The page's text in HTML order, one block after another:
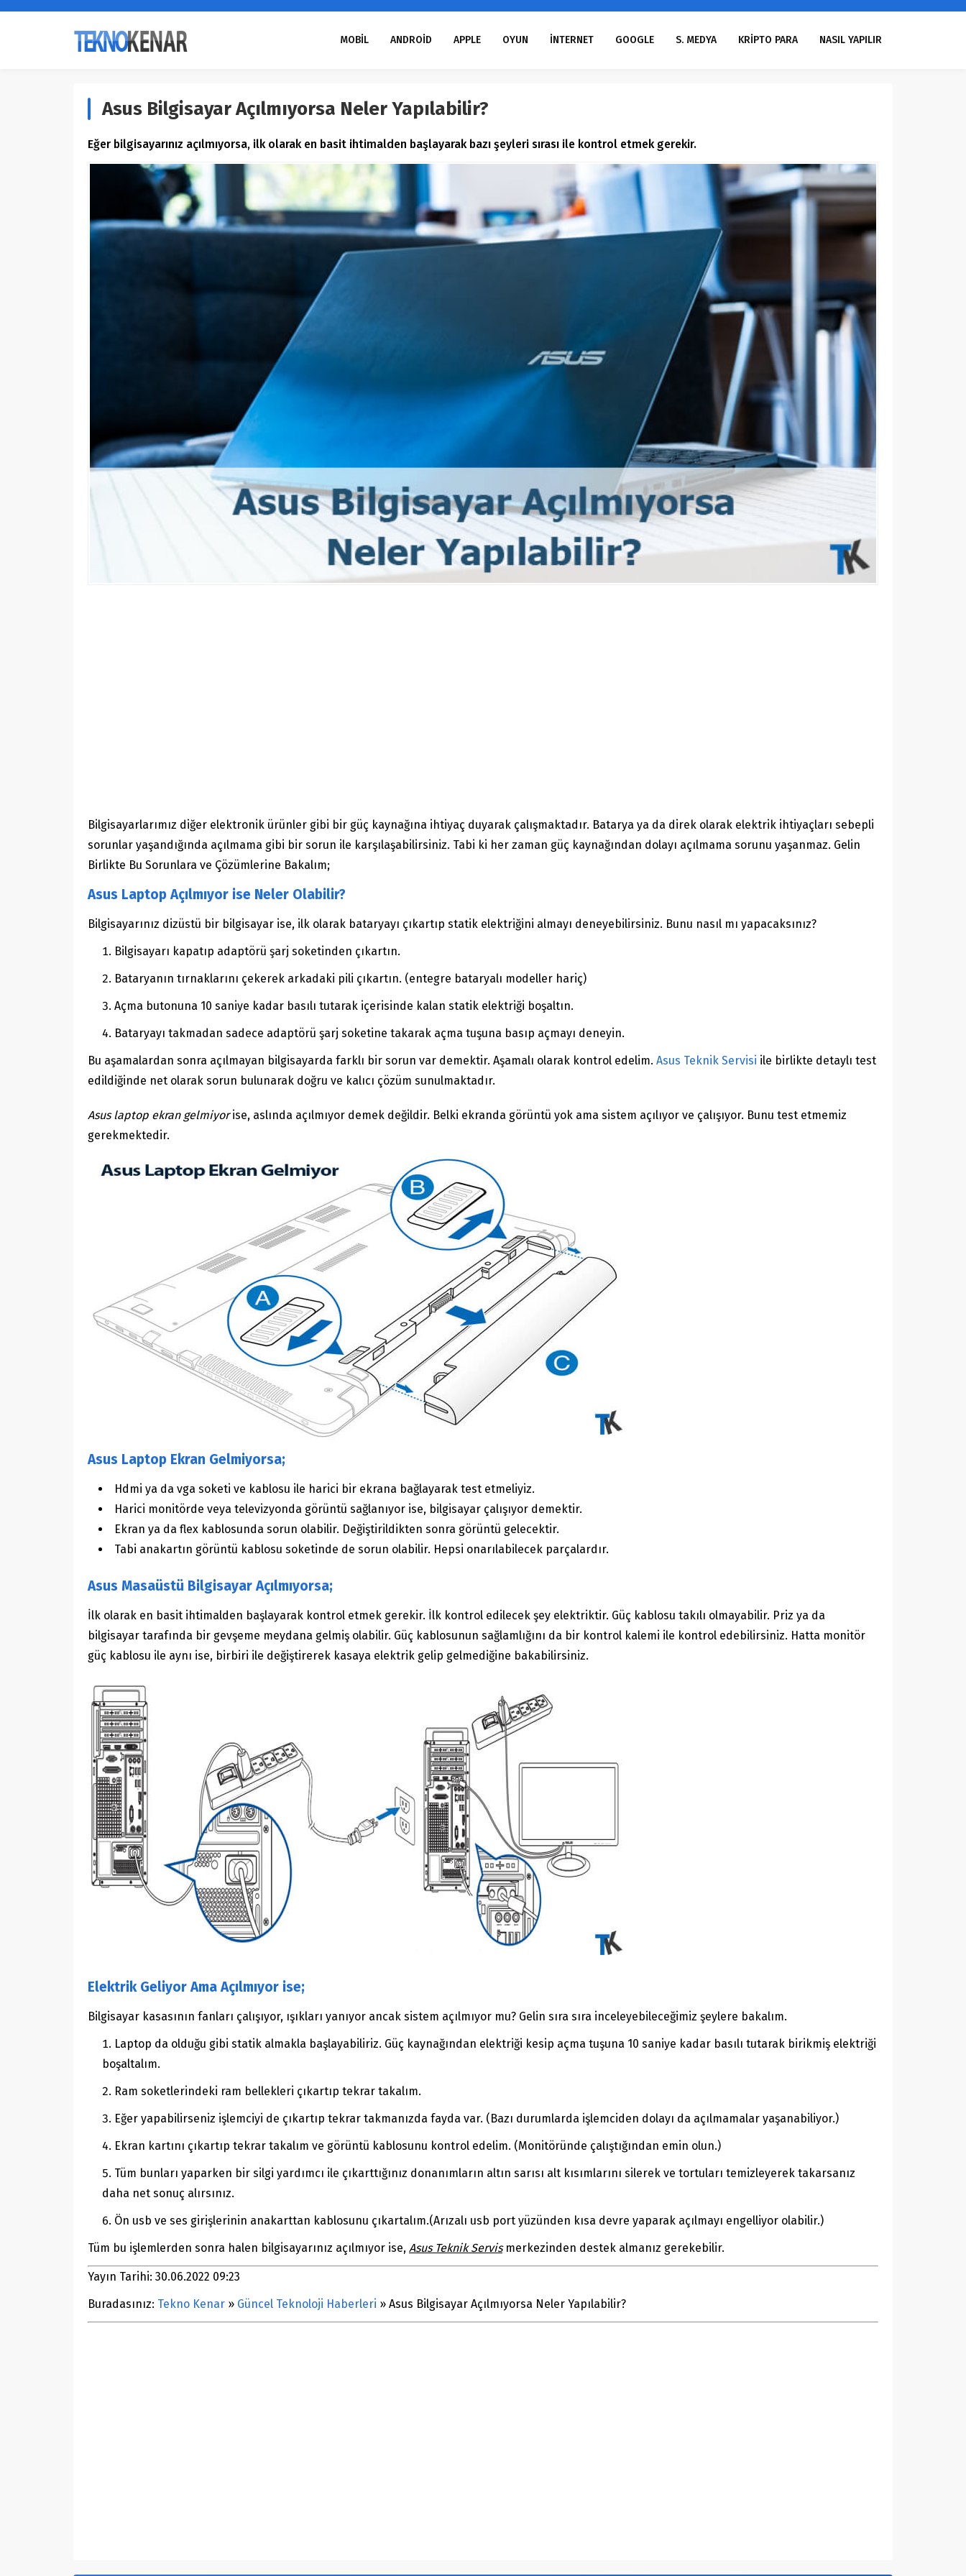
MOBİL ANDROİD APPLE OYUN İNTERNET GOOGLE S. MEDYA KRİPTO PARA NASIL YAPILIR
Asus Bilgisayar Açılmıyorsa Neler Yapılabilir?
Eğer bilgisayarınız açılmıyorsa, ilk olarak en basit ihtimalden başlayarak bazı şeyleri sırası ile kontrol etmek gerekir.
Bilgisayarlarımız diğer elektronik ürünler gibi bir güç kaynağına ihtiyaç duyarak çalışmaktadır. Batarya ya da direk olarak elektrik ihtiyaçları sebepli
sorunlar yaşandığında açılmama gibi bir sorun ile karşılaşabilirsiniz. Tabi ki her zaman güç kaynağından dolayı açılmama sorunu yaşanmaz. Gelin
Birlikte Bu Sorunlara ve Çözümlerine Bakalım;
Asus Laptop Açılmıyor ise Neler Olabilir?
Bilgisayarınız dizüstü bir bilgisayar ise, ilk olarak bataryayı çıkartıp statik elektriğini almayı deneyebilirsiniz. Bunu nasıl mı yapacaksınız?
Bilgisayarı kapatıp adaptörü şarj soketinden çıkartın.
Bataryanın tırnaklarını çekerek arkadaki pili çıkartın. (entegre bataryalı modeller hariç)
Açma butonuna 10 saniye kadar basılı tutarak içerisinde kalan statik elektriği boşaltın.
Bataryayı takmadan sadece adaptörü şarj soketine takarak açma tuşuna basıp açmayı deneyin.
Bu aşamalardan sonra açılmayan bilgisayarda farklı bir sorun var demektir. Aşamalı olarak kontrol edelim. Asus Teknik Servisi ile birlikte detaylı test
edildiğinde net olarak sorun bulunarak doğru ve kalıcı çözüm sunulmaktadır.
Asus laptop ekran gelmiyorise, aslında açılmıyor demek değildir. Belki ekranda görüntü yok ama sistem açılıyor ve çalışıyor. Bunu test etmemiz
gerekmektedir.
Asus Laptop Ekran Gelmiyorsa;
Hdmi ya da vga soketi ve kablosu ile harici bir ekrana bağlayarak test etmeliyiz.
Harici monitörde veya televizyonda görüntü sağlanıyor ise, bilgisayar çalışıyor demektir.
Ekran ya da flex kablosunda sorun olabilir. Değiştirildikten sonra görüntü gelecektir.
Tabi anakartın görüntü kablosu soketinde de sorun olabilir. Hepsi onarılabilecek parçalardır.
Asus Masaüstü Bilgisayar Açılmıyorsa;
İlk olarak en basit ihtimalden başlayarak kontrol etmek gerekir. İlk kontrol edilecek şey elektriktir. Güç kablosu takılı olmayabilir. Priz ya da
bilgisayar tarafında bir gevşeme meydana gelmiş olabilir. Güç kablosunun sağlamlığını da bir kontrol kalemi ile kontrol edebilirsiniz. Hatta monitör
güç kablosu ile aynı ise, birbiri ile değiştirerek kasaya elektrik gelip gelmediğine bakabilirsiniz.
Elektrik Geliyor Ama Açılmıyor ise;
Bilgisayar kasasının fanları çalışıyor, ışıkları yanıyor ancak sistem açılmıyor mu? Gelin sıra sıra inceleyebileceğimiz şeylere bakalım.
Laptop da olduğu gibi statik almakla başlayabiliriz. Güç kaynağından elektriği kesip açma tuşuna 10 saniye kadar basılı tutarak birikmiş elektriği
boşaltalım.
Ram soketlerindeki ram bellekleri çıkartıp tekrar takalım.
Eğer yapabilirseniz işlemciyi de çıkartıp tekrar takmanızda fayda var. (Bazı durumlarda işlemciden dolayı da açılmamalar yaşanabiliyor.)
Ekran kartını çıkartıp tekrar takalım ve görüntü kablosunu kontrol edelim. (Monitöründe çalıştığından emin olun.)
Tüm bunları yaparken bir silgi yardımcı ile çıkarttığınız donanımların altın sarısı alt kısımlarını silerek ve tortuları temizleyerek takarsanız
daha net sonuç alırsınız.
Ön usb ve ses girişlerinin anakarttan kablosunu çıkartalım.(Arızalı usb port yüzünden kısa devre yaparak açılmayı engelliyor olabilir.)
Tüm bu işlemlerden sonra halen bilgisayarınız açılmıyor ise, Asus Teknik Servismerkezinden destek almanız gerekebilir.
Yayın Tarihi: 30.06.2022 09:23
Buradasınız: Tekno Kenar » Güncel Teknoloji Haberleri » Asus Bilgisayar Açılmıyorsa Neler Yapılabilir?